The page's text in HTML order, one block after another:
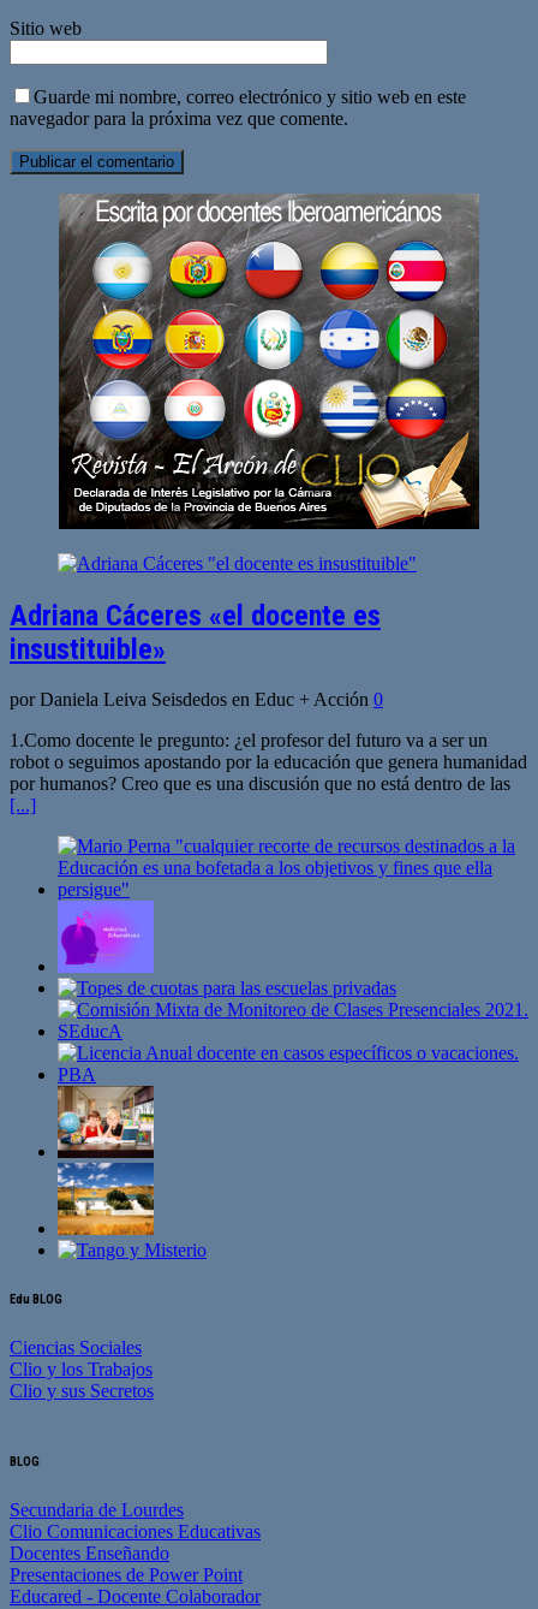
Sitio web
Guarde mi nombre, correo electrónico y sitio web en este
navegador para la próxima vez que comente.
Adriana Cáceres «el docente es
insustituible»
por Daniela Leiva Seisdedos en Educ + Acción 0
1.Como docente le pregunto: ¿el profesor del futuro va a ser un
robot o seguimos apostando por la educación que genera humanidad
por humanos? Creo que es una discusión que no está dentro de las
[...]
Edu BLOG
Ciencias Sociales
Clio y los Trabajos
Clio y sus Secretos
BLOG
Secundaria de Lourdes
Clio Comunicaciones Educativas
Docentes Enseñando
Presentaciones de Power Point
Educared - Docente Colaborador